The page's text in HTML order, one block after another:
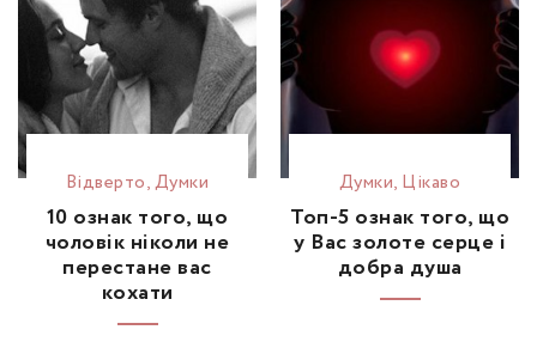
Відвертo,Думки
10 ознак того, що
чоловік ніколи не
перестане вас
кохати
Думки, Цікаво
Топ-5 ознак того, що
у Вас золоте серце і
добра душа